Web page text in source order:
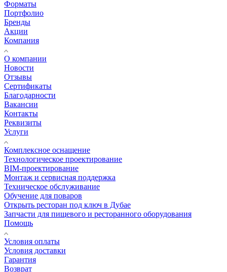
Форматы
Портфолио
Бренды
Акции
Компания
О компании
Новости
Отзывы
Сертификаты
Благодарности
Вакансии
Контакты
Реквизиты
Услуги
Комплексное оснащение
Технологическое проектирование
BIM-проектирование
Монтаж и сервисная поддержка
Техническое обслуживание
Обучение для поваров
Открыть ресторан под ключ в Дубае
Запчасти для пищевого и ресторанного оборудования
Помощь
Условия оплаты
Условия доставки
Гарантия
Возврат